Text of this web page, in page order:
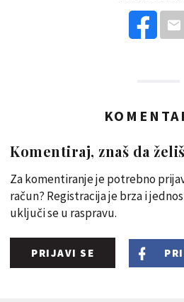
Komentiraj, znaš da
Za komentiranje je potrebno
račun? Registracija je brza i
uključi se u raspravu.
PRIJAVI SE